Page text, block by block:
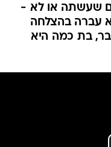
שעשתה או לא -
עברה בהצלחה
בת כמה היא